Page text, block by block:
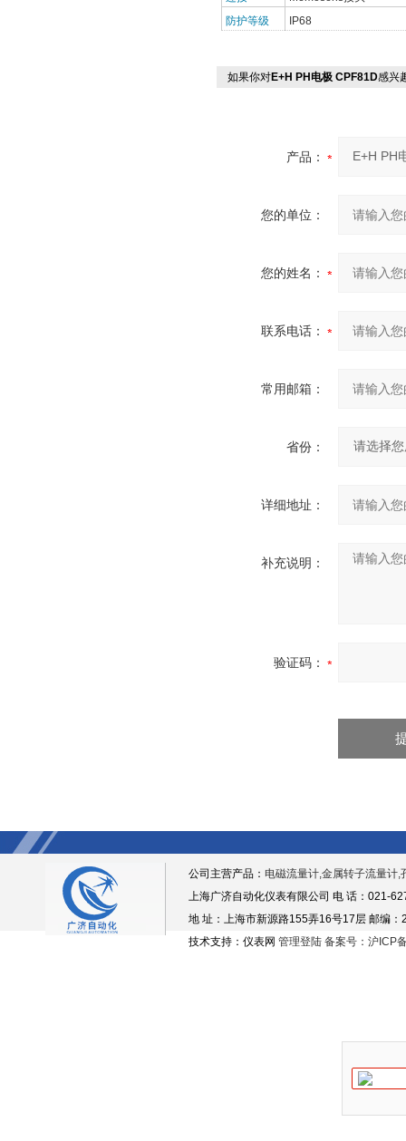
防护等级
IP68
如果你对E+H PH电极 CPF81D感兴
产品：
您的单位：
您的姓名：
联系电话：
常用邮箱：
省份：
详细地址：
补充说明：
验证码：
公司主营产品： 电磁流量计,金属转子流量计
上海广济自动化仪表有限公司 电 话：021-
地 址：上海市新源路155弄16号17层 邮编：
技术支持：仪表网 管理登陆 备案号：沪ICP